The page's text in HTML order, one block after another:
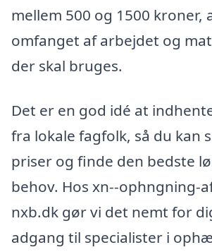
mellem 500 og 1500 kroner,
omfanget af arbejdet og
der skal bruges.
Det er en god idé at
fra lokale fagfolk, så du kan
priser og finde den bedste
behov. Hos xn--ophngning-
nxb.dk gør vi det nemt for
adgang til specialister i